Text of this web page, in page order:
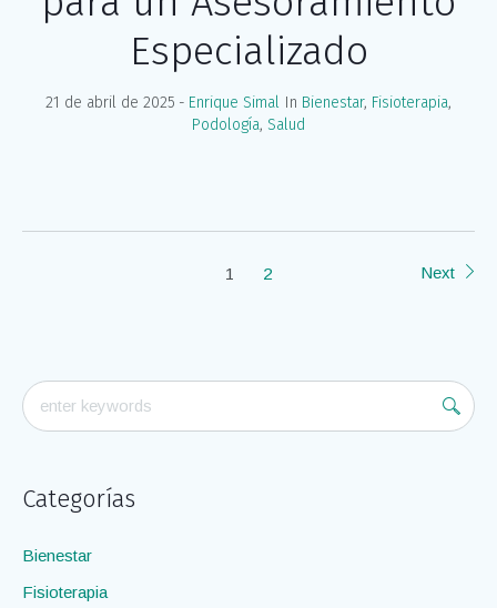
Especializado
21 de abril de 2025 Enrique Simal In Bienestar, Fisioterapia,
Podología, Salud
1 2 Next
Categorías
Bienestar
Fisioterapia